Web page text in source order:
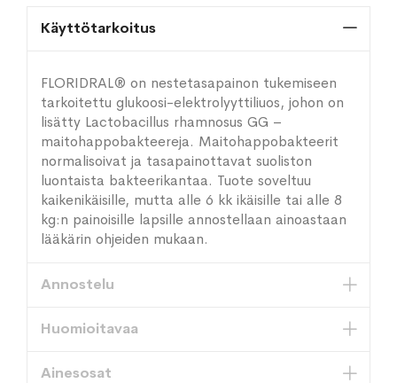
Käyttötarkoitus
FLORIDRAL® on nestetasapainon tukemiseen
tarkoitettu glukoosi-elektrolyyttiliuos, johon on
lisätty Lactobacillus rhamnosus GG –
maitohappobakteereja. Maitohappobakteerit
normalisoivat ja tasapainottavat suoliston
luontaista bakteerikantaa. Tuote soveltuu
kaikenikäisille, mutta alle 6 kk ikäisille tai alle 8
kg:n painoisille lapsille annostellaan ainoastaan
lääkärin ohjeiden mukaan.
Annostelu
Huomioitavaa
Ainesosat